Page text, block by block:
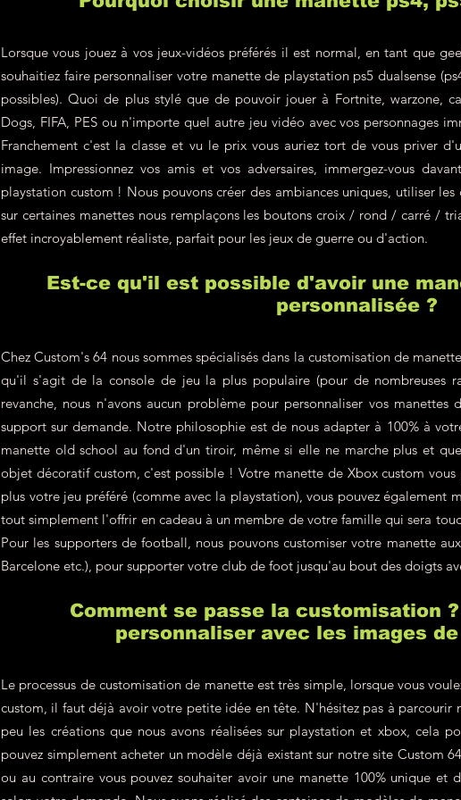
Lorsque vous jouez à vos jeux-vidéos préférés il est normal, en tant que
souhaitiez faire personnaliser votre manette de playstation ps5 dualsense
possibles). Quoi de plus stylé que de pouvoir jouer à Fortnite, warzone,
Dogs, FIFA, PES ou n'importe quel autre jeu vidéo avec vos personnages
Franchement c'est la classe et vu le prix vous auriez tort de vous priver
image. Impressionnez vos amis et vos adversaires, immergez-vous
playstation custom ! Nous pouvons créer des ambiances uniques, utiliser
sur certaines manettes nous remplaçons les boutons croix / rond / carré /
effet incroyablement réaliste, parfait pour les jeux de guerre ou d'action.
Est-ce qu'il est possible d'avoir une
personnalisée ?
Chez Custom's 64 nous sommes spécialisés dans la customisation de
qu'il s'agit de la console de jeu la plus populaire (pour de nombreuses
revanche, nous n'avons aucun problème pour personnaliser vos
support sur demande. Notre philosophie est de nous adapter à 100% à
manette old school au fond d'un tiroir, même si elle ne marche plus et
objet décoratif custom, c'est possible ! Votre manette de Xbox custom
plus votre jeu préféré (comme avec la playstation), vous pouvez également
tout simplement l'offrir en cadeau à un membre de votre famille qui sera
Pour les supporters de football, nous pouvons customiser votre manette
Barcelone etc.), pour supporter votre club de foot jusqu'au bout des doigts
Comment se passe la customisation
personnaliser avec les images
Le processus de customisation de manette est très simple, lorsque vous
custom, il faut déjà avoir votre petite idée en tête. N'hésitez pas à parcourir
peu les créations que nous avons réalisées sur playstation et xbox, cela
pouvez simplement acheter un modèle déjà existant sur notre site Custom
ou au contraire vous pouvez souhaiter avoir une manette 100% unique et